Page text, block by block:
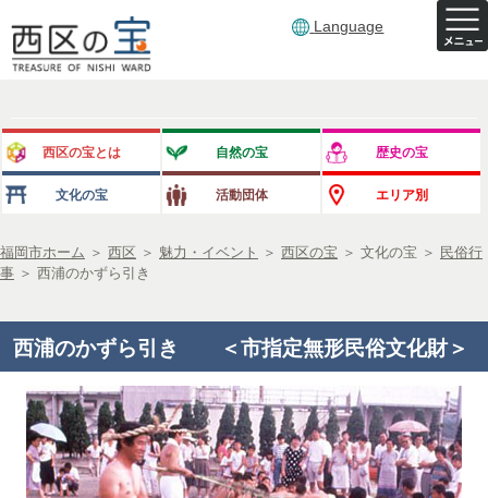
Language
西区の宝とは 自然の宝 歴史の宝
文化の宝 活動団体 エリア別
福岡市ホーム ＞ 西区 ＞ 魅力・イベント ＞ 西区の宝 ＞ 文化の宝 ＞ 民俗行
事 ＞ 西浦のかずら引き
西浦のかずら引き ＜市指定無形民俗文化財＞